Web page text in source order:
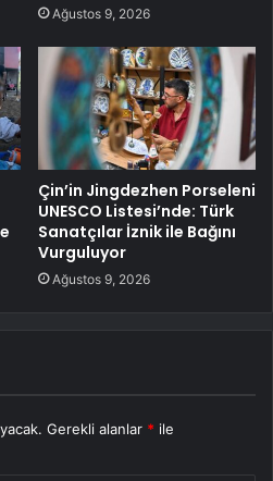
Ağustos 9, 2026
Çin’in Jingdezhen Porseleni
UNESCO Listesi’nde: Türk
Sanatçılar İznik ile Bağını
Vurguluyor
Ağustos 9, 2026
Gerekli alanlar * ile